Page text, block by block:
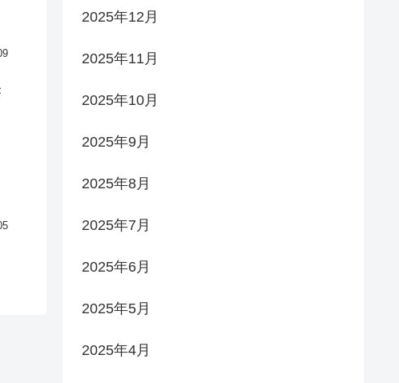
2025年12月
2025年11月
2025年10月
2025年9月
2025年8月
2025年7月
2025年6月
2025年5月
2025年4月